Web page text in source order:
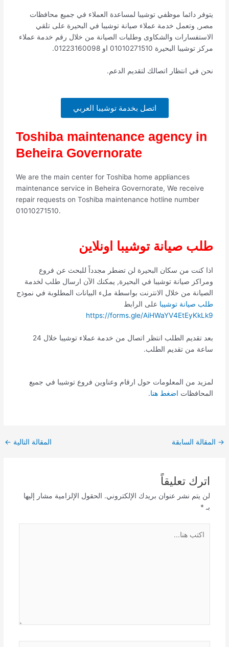
يتوفر دائما موظفي توشيبا لمساعدة العملاء في جميع محافظات
مصر, وتعمل خدمة عملاء صيانة توشيبا في البحيرة على تلقي
الاستفسارات والشكاوى وطلبات الصيانة من خلال رقم خدمة عملاء
مركز توشيبا البحيرة 01010271510 او 01223160098.
نحن في انتظار اتصالك لتقديم الدعم.
اتصل بخدمة توشيبا العربي
Toshiba maintenance agency in
Beheira Governorate
We are the main center for Toshiba home appliances
maintenance service in Beheira Governorate, We receive
repair requests on Toshiba maintenance hotline number
01010271510.
طلب صيانة توشيبا اونلاين
اذا كنت من سكان البحيرة لن تضطر مجدداً للبحث عن فروع
ومراكز صيانة توشيبا في البحيرة, يمكنك الآن ارسال طلب لخدمة
الصيانة من خلال الانترنت بواسطة ملء البيانات المطلوبة في نموذج
طلب صيانة توشيبا على الرابط
https://forms.gle/AiHWaYV4EtEyKkLk9
بعد تقديم الطلب انتظر اتصال من خدمة عملاء توشيبا خلال 24
ساعة من تقديم الطلب.
لمزيد من المعلومات حول ارقام وعناوين فروع توشيبا في جميع
المحافظات اضغط هنا.
→ المقالة السابقة المقالة التالية ←
اترك تعليقاً
لن يتم نشر عنوان بريدك الإلكتروني. الحقول الإلزامية مشار إليها
بـ *
هنا...